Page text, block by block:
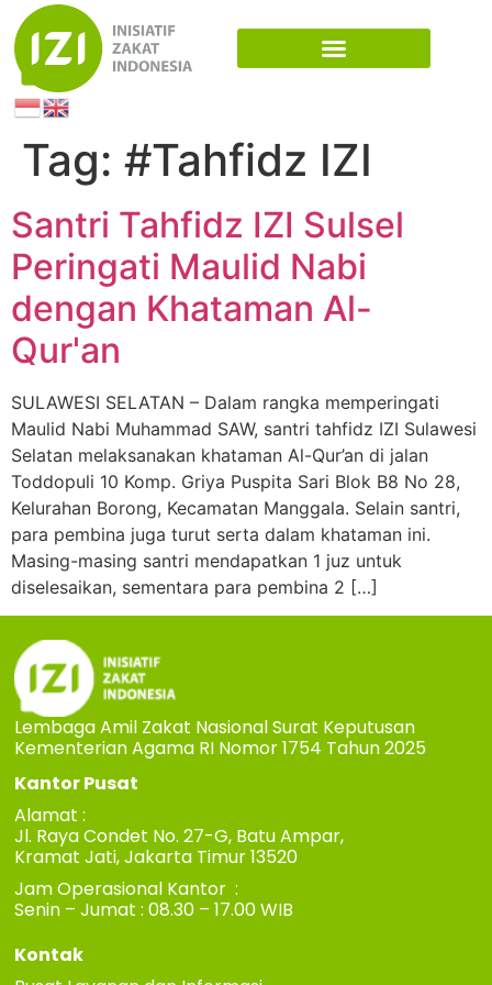
Tag: #Tahfidz IZI
Santri Tahfidz IZI Sulsel
Peringati Maulid Nabi
dengan Khataman Al-
Qur'an
SULAWESI SELATAN – Dalam rangka memperingati
Maulid Nabi Muhammad SAW, santri tahfidz IZI Sulawesi
Selatan melaksanakan khataman Al-Qur’an di jalan
Toddopuli 10 Komp. Griya Puspita Sari Blok B8 No 28,
Kelurahan Borong, Kecamatan Manggala. Selain santri,
para pembina juga turut serta dalam khataman ini.
Masing-masing santri mendapatkan 1 juz untuk
diselesaikan, sementara para pembina 2 […]
Lembaga Amil Zakat Nasional Surat Keputusan
Kementerian Agama RI Nomor 1754 Tahun 2025
Kantor Pusat
Alamat :
Jl. Raya Condet No. 27-G, Batu Ampar,
Kramat Jati, Jakarta Timur 13520
Jam Operasional Kantor :
Senin – Jumat : 08.30 – 17.00 WIB
Kontak